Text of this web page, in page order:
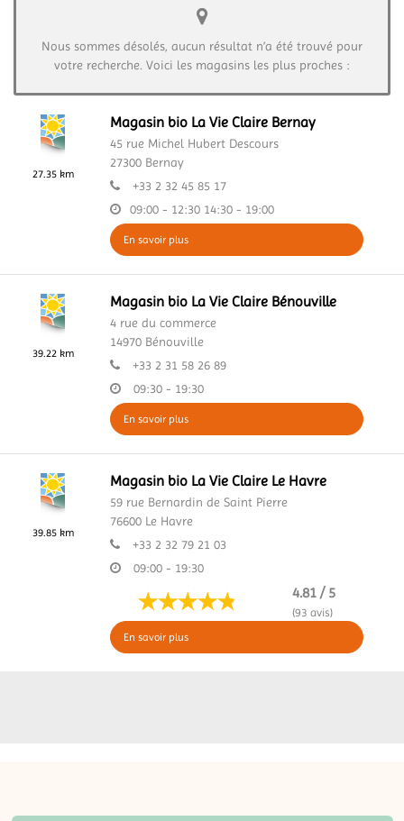
Nous sommes désolés, aucun résultat n’a été trouvé pour
votre recherche. Voici les magasins les plus proches :
27.35 km
Magasin bio La Vie Claire Bernay
45 rue Michel Hubert Descours
27300 Bernay
+33 2 32 45 85 17
09:00 - 12:30 14:30 - 19:00
En savoir plus
39.22 km
Magasin bio La Vie Claire Bénouville
4 rue du commerce
14970 Bénouville
+33 2 31 58 26 89
09:30 - 19:30
En savoir plus
39.85 km
Magasin bio La Vie Claire Le Havre
59 rue Bernardin de Saint Pierre
76600 Le Havre
+33 2 32 79 21 03
09:00 - 19:30
4.81 / 5
(93 avis)
En savoir plus